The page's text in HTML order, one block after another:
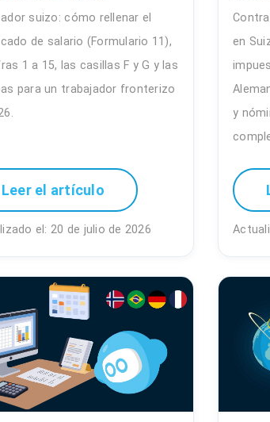
suizo: cómo rellenar el
de salario (Formulario 11),
1 a 15, las casillas F y G y las
para un trabajador fronterizo
Leer el artículo
el: 20 de julio de 2026
en
y